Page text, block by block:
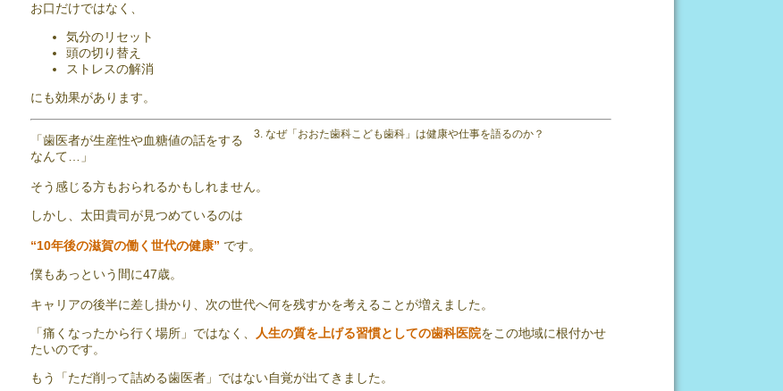
お口だけではなく、
気分のリセット
頭の切り替え
ストレスの解消
にも効果があります。
3. なぜ「おおた歯科こども歯科」は健康や仕事を語るのか？
「歯医者が生産性や血糖値の話をする
なんて…」
そう感じる方もおられるかもしれません。
しかし、太田貴司が見つめているのは
“10年後の滋賀の働く世代の健康” です。
僕もあっという間に47歳。
キャリアの後半に差し掛かり、次の世代へ何を残すかを考えることが増えました。
「痛くなったから行く場所」ではなく、
人生の質を上げる習慣としての歯科医院をこの地域に根付かせ
たいのです。
もう「ただ削って詰める歯医者」ではない自覚が出てきました。